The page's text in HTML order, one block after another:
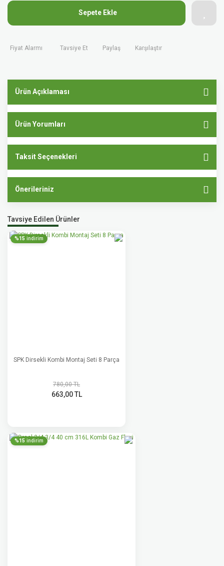
Sepete Ekle
Fiyat Alarmı Tavsiye Et Paylaş Karşılaştır
Ürün Açıklaması
Ürün Yorumları
Taksit Seçenekleri
Önerileriniz
Tavsiye Edilen Ürünler
%15 indirim
SPK Dirsekli Kombi Montaj Seti 8 Parça
780,00 TL
663,00 TL
%15 indirim